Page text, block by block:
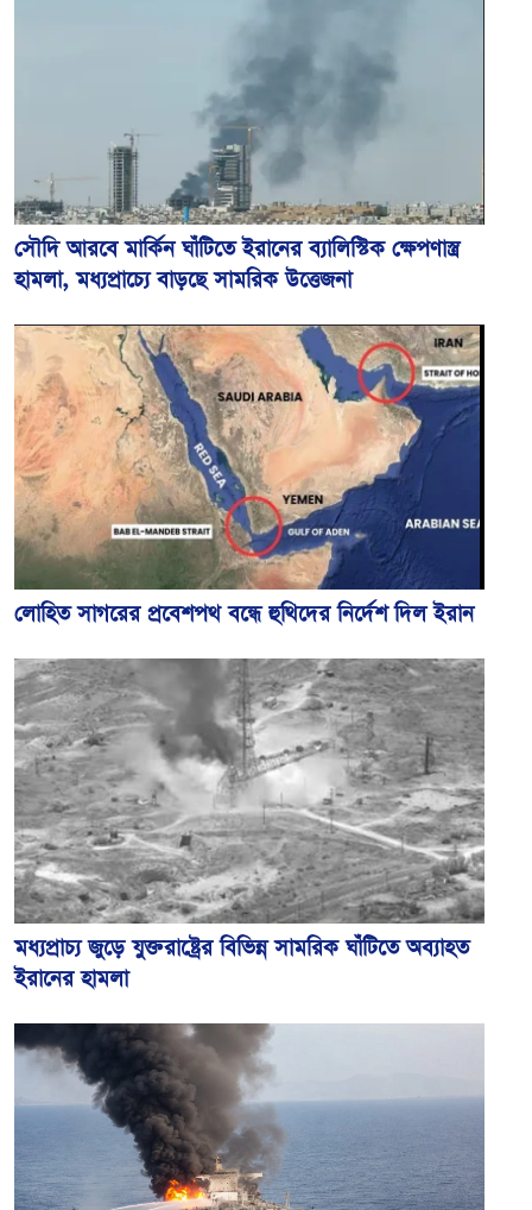
সৌদি আরবে মার্কিন ঘাঁটিতে ইরানের ব্যালিস্টিক ক্ষেপণাস্ত্র
হামলা, মধ্যপ্রাচ্যে বাড়ছে সামরিক উত্তেজনা
লোহিত সাগরের প্রবেশপথ বন্ধে হুথিদের নির্দেশ দিল ইরান
মধ্যপ্রাচ্য জুড়ে যুক্তরাষ্ট্রের বিভিন্ন সামরিক ঘাঁটিতে অব্যাহত
ইরানের হামলা